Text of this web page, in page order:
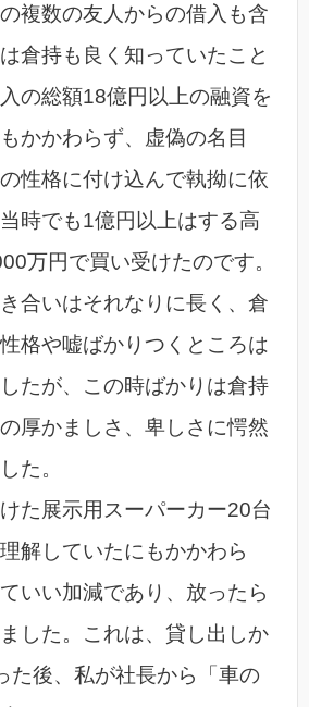
複数の友人からの借入も含
倉持も良く知っていたこと
の総額18億円以上の融資を
かかわらず、虚偽の名目
性格に付け込んで執拗に依
時でも1億円以上はする高
万円で買い受けたのです。
合いはそれなりに長く、倉
格や嘘ばかりつくところは
たが、この時ばかりは倉持
厚かましさ、卑しさに愕然
た。
た展示用スーパーカー20台
解していたにもかかわら
いい加減であり、放ったら
した。これは、貸し出しか
た後、私が社長から「車の